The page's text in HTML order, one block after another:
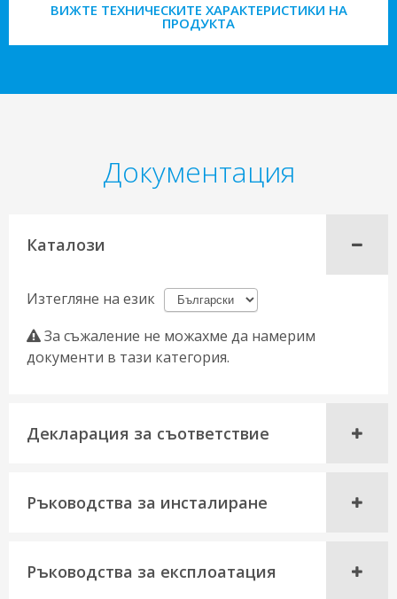
ВИЖТЕ ТЕХНИЧЕСКИТЕ ХАРАКТЕРИСТИКИ НА
ПРОДУКТА
Документация
Каталози
Изтегляне на език
За съжаление не можахме да намерим
документи в тази категория.
Декларация за съответствие
Ръководства за инсталиране
Ръководства за експлоатация